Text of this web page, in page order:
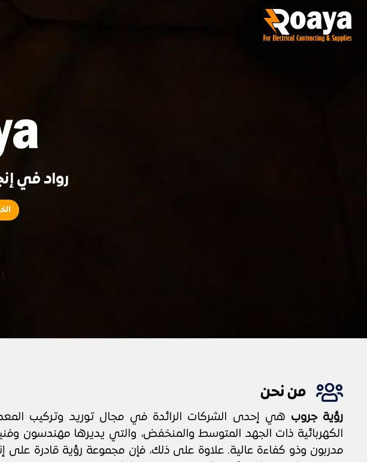
رواد في
من نحن
رؤية جروب هي إحدى الشركات الرائدة في مجال توريد وتركيب
الكهربائية ذات الجهد المتوسط والمنخفض، والتي يديرها مهندسون
مدربون وذو كفاءة عالية. علاوة على ذلك، فإن مجموعة رؤية قادرة على